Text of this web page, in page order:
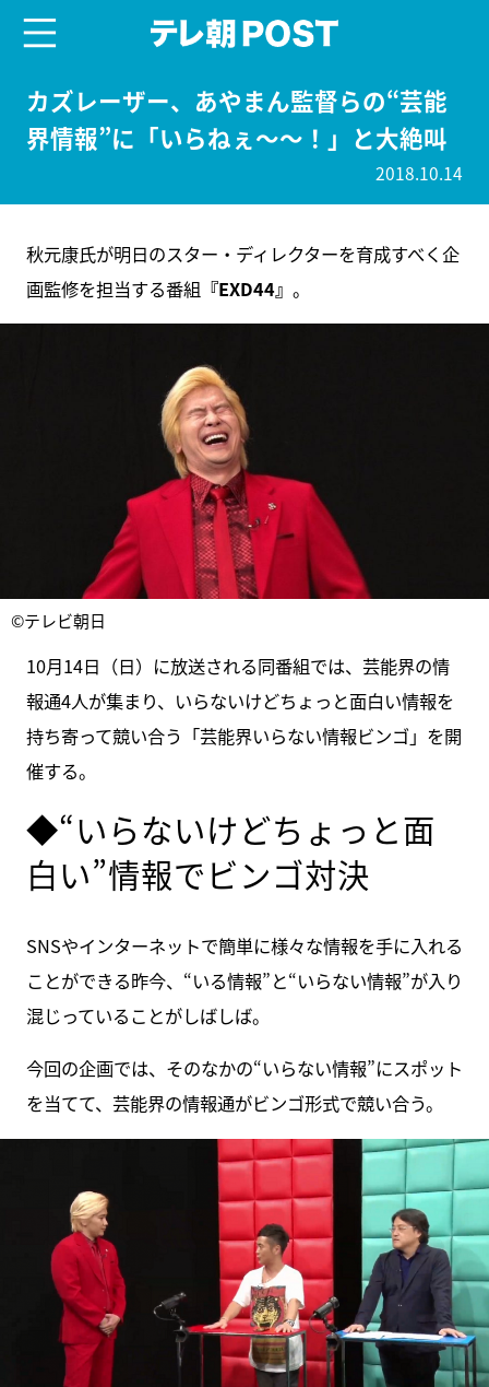
カズレーザー、あやまん監督らの“芸能
界情報”に「いらねぇ～～！」と大絶叫
2018.10.14
秋元康氏が明日のスター・ディレクターを育成すべく企
画監修を担当する番組 『EXD44』 。
©テレビ朝日
10月14日（日）に放送される同番組では、芸能界の情
報通4人が集まり、いらないけどちょっと面白い情報を
持ち寄って競い合う「芸能界いらない情報ビンゴ」を開
催する。
◆“いらないけどちょっと面
白い”情報でビンゴ対決
SNSやインターネットで簡単に様々な情報を手に入れる
ことができる昨今、“いる情報”と“いらない情報”が入り
混じっていることがしばしば。
今回の企画では、そのなかの“いらない情報”にスポット
を当てて、芸能界の情報通がビンゴ形式で競い合う。